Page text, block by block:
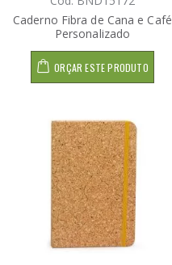
Caderno Fibra de Cana e Café
Personalizado
ORÇAR ESTE PRODUTO